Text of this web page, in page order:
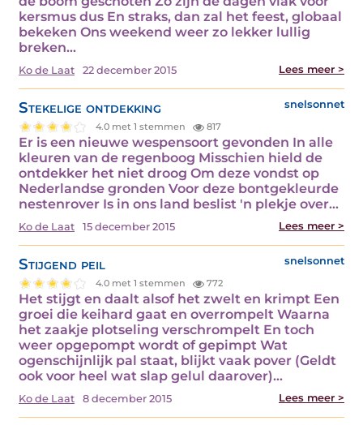
kersmus dus En straks, dan zal het feest, globaal
bekeken Ons weekend weer zo lekker lullig
breken…
Ko de Laat 22 december 2015 Lees meer >
Stekelige ontdekking snelsonnet
4.0 met 1 stemmen 817
Er is een nieuwe wespensoort gevonden In alle
kleuren van de regenboog Misschien hield de
ontdekker het niet droog Om deze vondst op
Nederlandse gronden Voor deze bontgekleurde
nestenrover Is in ons land beslist 'n plekje over…
Ko de Laat 15 december 2015 Lees meer >
Stijgend peil snelsonnet
4.0 met 1 stemmen 772
Het stijgt en daalt alsof het zwelt en krimpt Een
groei die keihard gaat en overrompelt Waarna
het zaakje plotseling verschrompelt En toch
weer opgepompt wordt of gepimpt Wat
ogenschijnlijk pal staat, blijkt vaak pover (Geldt
ook voor heel wat slap gelul daarover)…
Ko de Laat 8 december 2015 Lees meer >